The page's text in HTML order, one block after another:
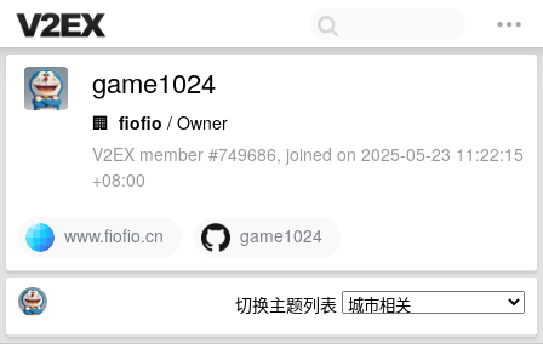
game1024
🏢 fiofio / Owner
V2EX member #749686, joined on 2025-05-23 11:22:15
+08:00
www.fiofio.cn game1024
切换主题列表